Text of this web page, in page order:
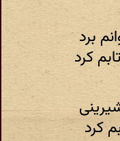
برد
کرد
کرد